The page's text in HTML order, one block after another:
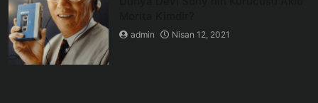
admin Nisan 12, 2021